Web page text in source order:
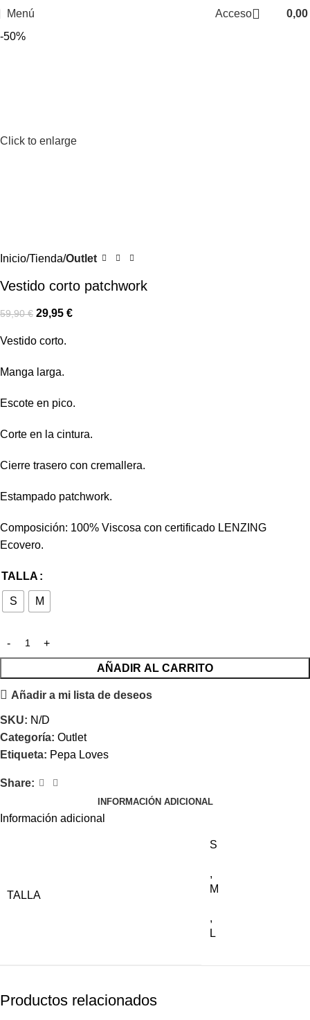
Menú Acceso
0,00
-50%
Click to enlarge
Inicio Tienda Outlet
Vestido corto patchwork
59,90€ 29,95 €
Vestido corto.
Manga larga.
Escote en pico.
Corte en la cintura.
Cierre trasero con cremallera.
Estampado patchwork.
Composición: 100% Viscosa con certificado LENZING
Ecovero.
TALLA
S M
AÑADIR AL CARRITO
Añadir a mi lista de deseos
SKU: N/D
Categoría: Outlet
Etiqueta: Pepa Loves
Share:
INFORMACIÓN ADICIONAL
Información adicional
TALLA
S
,
M
,
L
Productos relacionados